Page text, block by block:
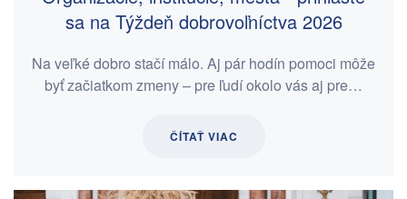
sa na Týždeň dobrovoľníctva 2026
Na veľké dobro stačí málo. Aj pár hodín pomoci môže
byť začiatkom zmeny – pre ľudí okolo vás aj pre…
ČÍTAŤ VIAC